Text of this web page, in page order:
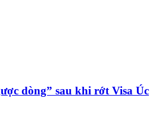
dòng” sau khi rớt Visa Úc